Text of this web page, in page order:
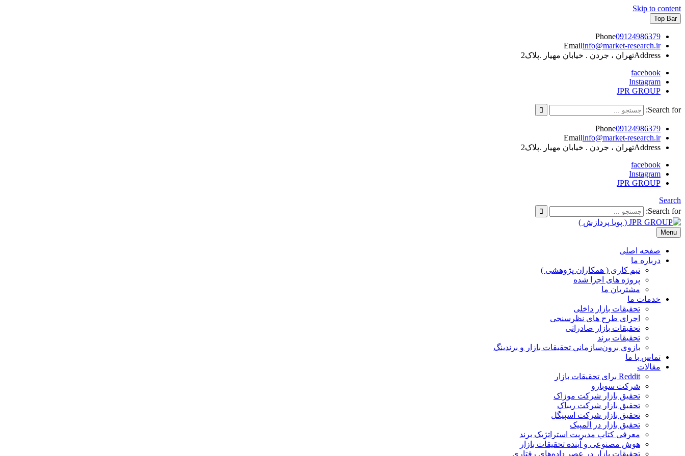
Skip to content
Top Bar
Phone09124986379
Emailinfo@market-research.ir
Addressتهران ، جردن . خیابان مهیار .پلاک2
facebook
Instagram
JPR GROUP
Search for:
Phone09124986379
Emailinfo@market-research.ir
Addressتهران ، جردن . خیابان مهیار .پلاک2
facebook
Instagram
JPR GROUP
Search
Search for:
JPR GROUP ( پویا پردازش )
تحقیقات بازار و برند
Menu
صفحه اصلی
درباره ما
تیم کاری ( همکاران پژوهشی )
پروژه های اجرا شده
مشتریان ما
خدمات ما
تحقیقات بازار داخلی
اجرای طرح های نظرسنجی
تحقیقات بازار صادراتی
تحقیقات برند
بازوی برون‌سازمانی تحقیقات بازار و برندینگ
تماس با ما
مقالات
Reddit برای تحقیقات بازار
شرکت سوبارو
تحقیق بازار شرکت موزاک
تحقیق بازار شرکت ریباک
تحقیق بازار شرکت اسپیگل
تحقیق بازار در المپیک
معرفی کتاب مدیریت استراتژیک برند
هوش مصنوعی و آینده تحقیقات بازار
تحقیقات بازار در عصر داده‌های رفتاری